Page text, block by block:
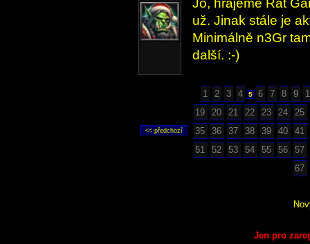
Jo, hrajeme Rat
už. Jinak stále je
Minimálně n3Gr
další. :-)
1 2 3 4 5 6 7 8 9
19
20 21 22 23 24
25
35
36 37 38 39 40
41
51
52 53 54 55 56
57
67
Jen pro